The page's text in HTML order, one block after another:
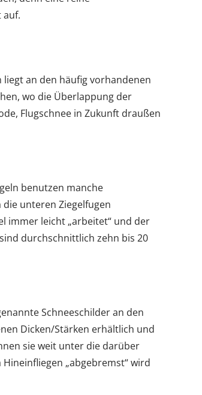
auf.
an den häufig vorhandenen
wo die Überlappung der
Flugschnee in Zukunft draußen
benutzen manche
unteren Ziegelfugen
immer leicht „arbeitet“ und der
durchschnittlich zehn bis 20
Schneeschilder an den
Dicken/Stärken erhältlich und
sie weit unter die darüber
„abgebremst“ wird